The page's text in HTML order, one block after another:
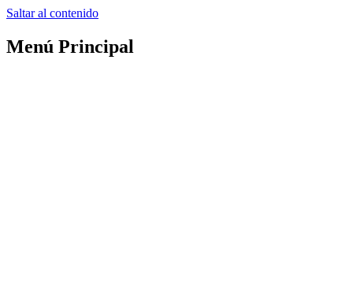
Saltar al contenido
Menú Principal